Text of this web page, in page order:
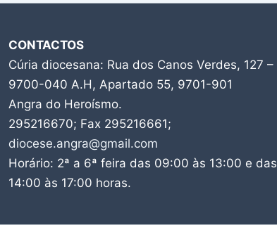
CONTACTOS
Cúria diocesana: Rua dos Canos Verdes, 127 –
9700-040 A.H, Apartado 55, 9701-901
Angra do Heroísmo.
295216670; Fax 295216661;
diocese.angra@gmail.com
Horário: 2ª a 6ª feira das 09:00 às 13:00 e das
14:00 às 17:00 horas.